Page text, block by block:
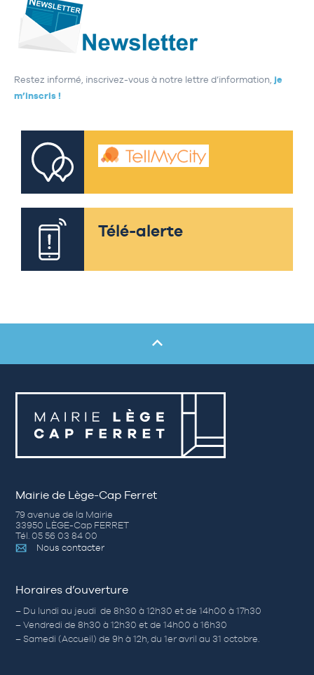
Restez informé, inscrivez-vous à notre lettre d’information, je
m’inscris !
Télé-alerte
Mairie de Lège-Cap Ferret
79 avenue de la Mairie
33950 LÈGE-Cap FERRET
Tél. 05 56 03 84 00
Nous contacter
Horaires d’ouverture
– Du lundi au jeudi de 8h30 à 12h30 et de 14h00 à 17h30
– Vendredi de 8h30 à 12h30 et de 14h00 à 16h30
– Samedi (Accueil) de 9h à 12h, du 1er avril au 31 octobre.